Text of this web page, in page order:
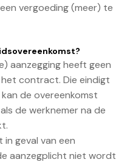
vergoeding (meer) te
aanzegging heeft geen
contract. Die eindigt
de overeenkomst
de werknemer na de
geval van een
aanzegplicht niet wordt